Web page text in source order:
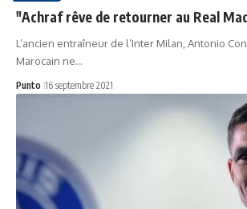
"Achraf rêve de retourner au Real
L’ancien entraîneur de l’Inter Milan, Antonio
Marocain ne…
Punto 16 septembre 2021